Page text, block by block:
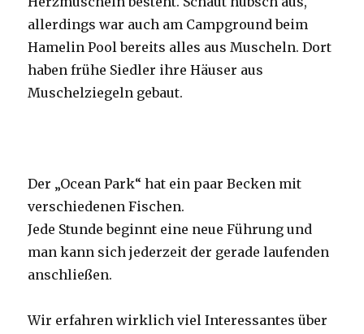
allerdings war auch am Campground beim
Hamelin Pool bereits alles aus Muscheln. Dort
haben frühe Siedler ihre Häuser aus
Muschelziegeln gebaut.
Der „Ocean Park“ hat ein paar Becken mit
verschiedenen Fischen.
Jede Stunde beginnt eine neue Führung und
man kann sich jederzeit der gerade laufenden
anschließen.
Wir erfahren wirklich viel Interessantes über